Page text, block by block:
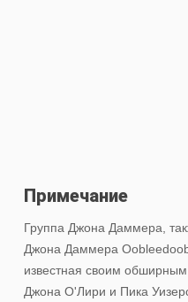
Примечание
Группа Джона Даммера,
Джона Даммера
известная своим
Джона О'Лири и Пика